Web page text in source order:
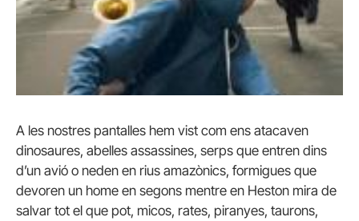
A les nostres pantalles hem vist com ens atacaven
dinosaures, abelles assassines, serps que entren dins
d’un avió o neden en rius amazònics, formigues que
devoren un home en segons mentre en Heston mira de
salvar tot el que pot, micos, rates, piranyes, taurons,